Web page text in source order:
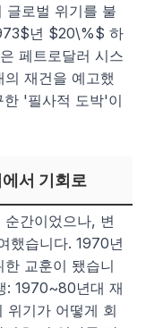
글로벌 위기를 불
년 $20\%$ 하
페트로달러 시스
재건을 예고했
한 '필사적 도박'이
서 기회로
간이었으나, 변
했습니다. 1970년
교훈이 됐습니
: 1970~80년대 재
위기가 어떻게 회